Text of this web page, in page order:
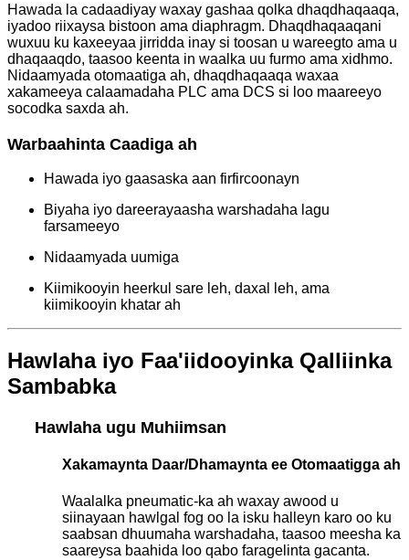
Hawada la cadaadiyay waxay gashaa qolka dhaqdhaqaaqa,
iyadoo riixaysa bistoon ama diaphragm. Dhaqdhaqaaqani
wuxuu ku kaxeeyaa jirridda inay si toosan u wareegto ama u
dhaqaaqdo, taasoo keenta in waalka uu furmo ama xidhmo.
Nidaamyada otomaatiga ah, dhaqdhaqaaqa waxaa
xakameeya calaamadaha PLC ama DCS si loo maareeyo
socodka saxda ah.
Warbaahinta Caadiga ah
Hawada iyo gaasaska aan firfircoonayn
Biyaha iyo dareerayaasha warshadaha lagu
farsameeyo
Nidaamyada uumiga
Kiimikooyin heerkul sare leh, daxal leh, ama
kiimikooyin khatar ah
Hawlaha iyo Faa'iidooyinka Qalliinka
Sambabka
Hawlaha ugu Muhiimsan
Xakamaynta Daar/Dhamaynta ee Otomaatigga ah
Waalalka pneumatic-ka ah waxay awood u
siinayaan hawlgal fog oo la isku halleyn karo oo ku
saabsan dhuumaha warshadaha, taasoo meesha ka
saareysa baahida loo qabo faragelinta gacanta.